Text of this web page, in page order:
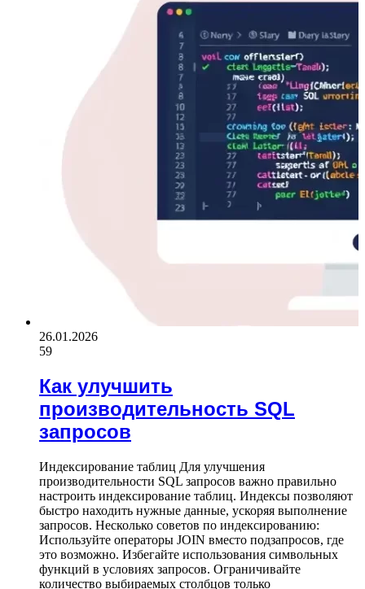
26.01.2026
59
Как улучшить
производительность SQL
запросов
Индексирование таблиц Для улучшения
производительности SQL запросов важно правильно
настроить индексирование таблиц. Индексы позволяют
быстро находить нужные данные, ускоряя выполнение
запросов. Несколько советов по индексированию:
Используйте операторы JOIN вместо подзапросов, где
это возможно. Избегайте использования символьных
функций в условиях запросов. Ограничивайте
количество выбираемых столбцов только